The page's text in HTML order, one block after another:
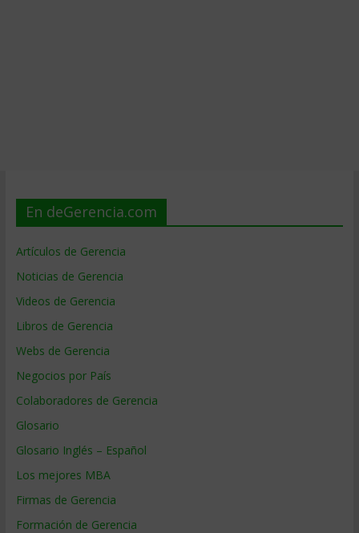
En deGerencia.com
Artículos de Gerencia
Noticias de Gerencia
Videos de Gerencia
Libros de Gerencia
Webs de Gerencia
Negocios por País
Colaboradores de Gerencia
Glosario
Glosario Inglés – Español
Los mejores MBA
Firmas de Gerencia
Formación de Gerencia